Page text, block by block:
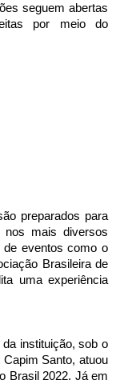
seguem abertas
por meio do
preparados para
nos mais diversos
de eventos como o
Brasileira de
uma experiência
instituição, sob o
Santo, atuou
Brasil 2022. Já em